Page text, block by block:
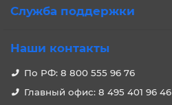
Служба поддержки
Наши контакты
По РФ: 8 800 555 96 76
Главный офис: 8 495 401 96 46